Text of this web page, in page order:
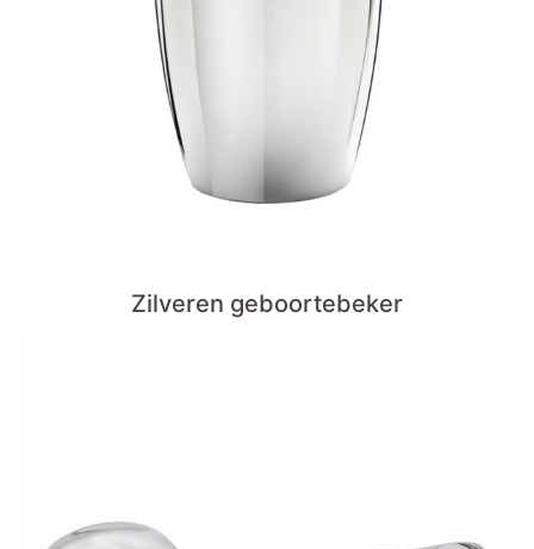
Zilveren geboortebeker